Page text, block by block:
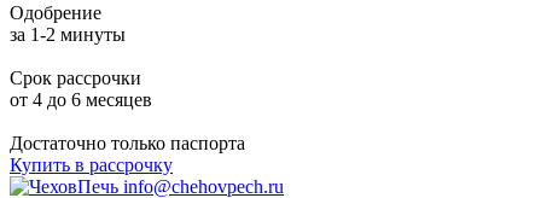
Одобрение
за 1-2 минуты
Срок рассрочки
от 4 до 6 месяцев
Достаточно только паспорта
Купить в рассрочку
info@chehovpech.ru